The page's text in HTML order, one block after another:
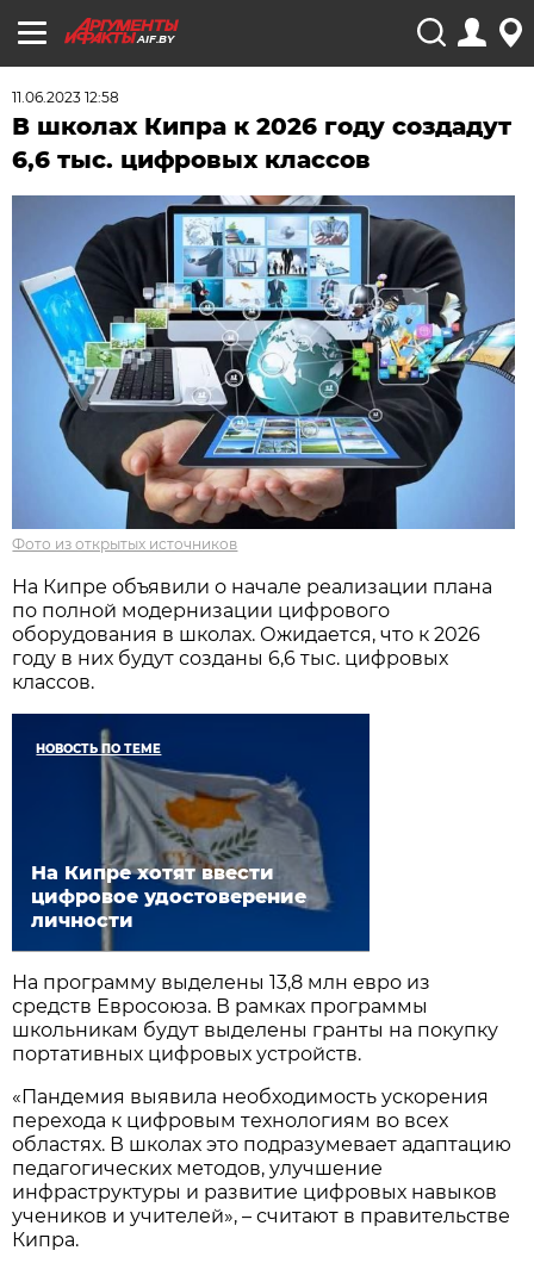
AIF.BY
11.06.2023 12:58
В школах Кипра к 2026 году создадут
6,6 тыс. цифровых классов
Фото из открытых источников
На Кипре объявили о начале реализации плана
по полной модернизации цифрового
оборудования в школах. Ожидается, что к 2026
году в них будут созданы 6,6 тыс. цифровых
классов.
НОВОСТЬ ПО ТЕМЕ
На Кипре хотят ввести
цифровое удостоверение
личности
На программу выделены 13,8 млн евро из
средств Евросоюза. В рамках программы
школьникам будут выделены гранты на покупку
портативных цифровых устройств.
«Пандемия выявила необходимость ускорения
перехода к цифровым технологиям во всех
областях. В школах это подразумевает адаптацию
педагогических методов, улучшение
инфраструктуры и развитие цифровых навыков
учеников и учителей», – считают в правительстве
Кипра.